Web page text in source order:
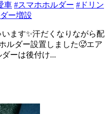
車 #スマホホルダー #ドリン
ー増設
ます✨汗だくなりながら配
ルダー設置しました🥵エア
ーは後付け...